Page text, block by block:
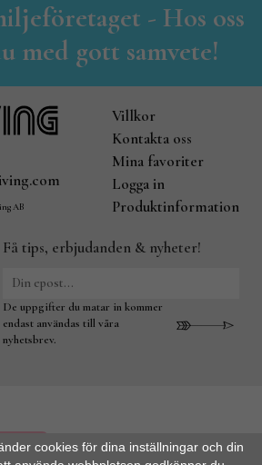
- Hos oss
med gott samvete!
AB
Villkor
Kontakta oss
Mina favoriter
Logga in
Produktinformation
Få tips, erbjudanden & nyheter!
De uppgifter du matar in kommer
endast användas till våra
nyhetsbrev.
cookies för dina inställningar och din